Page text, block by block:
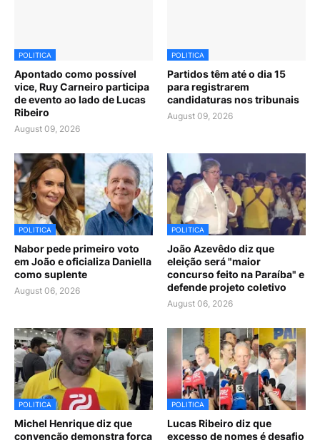
POLITICA
Apontado como possível
vice, Ruy Carneiro participa
de evento ao lado de Lucas
Ribeiro
August 09, 2026
POLITICA
Partidos têm até o dia 15
para registrarem
candidaturas nos tribunais
August 09, 2026
POLITICA
Nabor pede primeiro voto
em João e oficializa Daniella
como suplente
August 06, 2026
POLITICA
João Azevêdo diz que
eleição será "maior
concurso feito na Paraíba" e
defende projeto coletivo
August 06, 2026
POLITICA
Michel Henrique diz que
convenção demonstra força
POLITICA
Lucas Ribeiro diz que
excesso de nomes é desafio